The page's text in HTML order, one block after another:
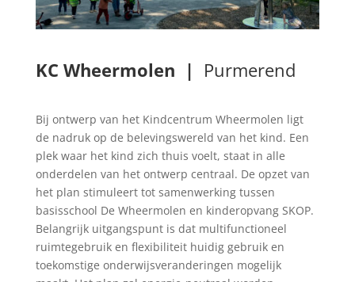
KC Wheermolen | Purmerend
Bij ontwerp van het Kindcentrum Wheermolen ligt
de nadruk op de belevingswereld van het kind. Een
plek waar het kind zich thuis voelt, staat in alle
onderdelen van het ontwerp centraal. De opzet van
het plan stimuleert tot samenwerking tussen
basisschool De Wheermolen en kinderopvang SKOP.
Belangrijk uitgangspunt is dat multifunctioneel
ruimtegebruik en flexibiliteit huidig gebruik en
toekomstige onderwijsveranderingen mogelijk